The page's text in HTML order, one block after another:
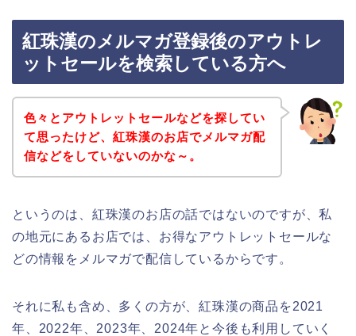
紅珠漢のメルマガ登録後のアウトレ
ットセールを検索している方へ
色々とアウトレットセールなどを探してい
て思ったけど、紅珠漢のお店でメルマガ配
信などをしていないのかな～。
というのは、紅珠漢のお店の話ではないのですが、私
の地元にあるお店では、お得なアウトレットセールな
どの情報をメルマガで配信しているからです。
それに私も含め、多くの方が、紅珠漢の商品を2021
年、2022年、2023年、2024年と今後も利用していく